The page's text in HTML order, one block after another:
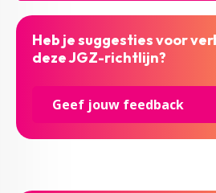
Heb je suggesties voor
deze JGZ-richtlijn?
Geef jouw feedback